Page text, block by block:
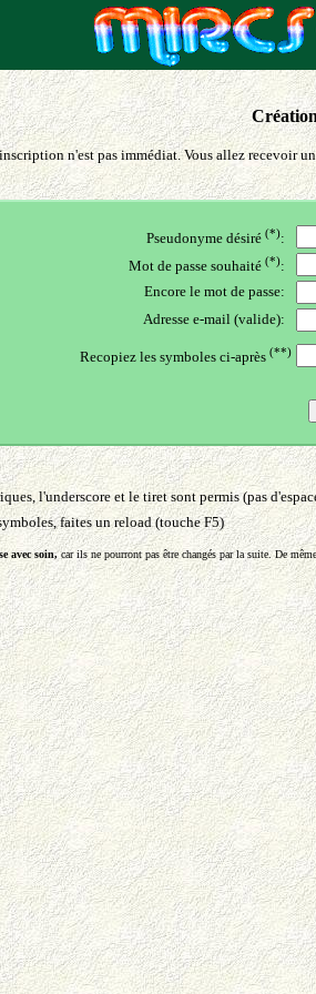
n'est pas immédiat. Vous allez recevoir
Pseudonyme désiré (*):
Mot de passe souhaité (*):
Encore le mot de passe:
Adresse e-mail (valide):
Recopiez les symboles ci-après (**)
l'underscore et le tiret sont permis (pas
faites un reload (touche F5)
avec soin,car ils ne pourront pas être changés par la suite. De